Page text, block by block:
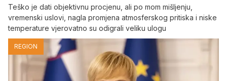
Teško je dati objektivnu procjenu, ali po mom mišljenju,
vremenski uslovi, nagla promjena atmosferskog pritiska i niske
temperature vjerovatno su odigrali veliku ulogu
REGION